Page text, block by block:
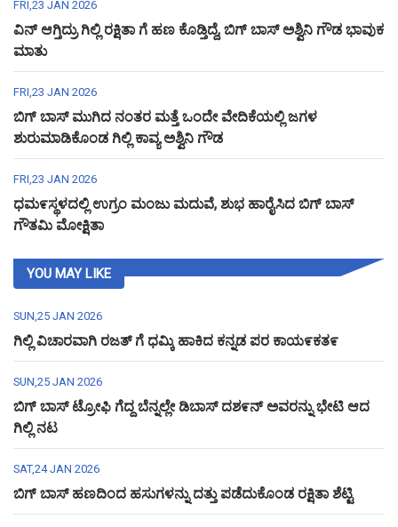
FRI,23 JAN 2026
ವಿನ್ ಆಗ್ತಿದ್ರು ಗಿಲ್ಲಿ ರಕ್ಷಿತಾ ಗೆ ಹಣ ಕೊಡ್ತಿದ್ದೆ, ಬಿಗ್ ಬಾಸ್ ಅಶ್ವಿನಿ ಗೌಡ ಭಾವುಕ
ಮಾತು
FRI,23 JAN 2026
ಬಿಗ್ ಬಾಸ್ ಮುಗಿದ ನಂತರ ಮತ್ತೆ ಒಂದೇ ವೇದಿಕೆಯಲ್ಲಿ ಜಗಳ
ಶುರುಮಾಡಿಕೊಂಡ ಗಿಲ್ಲಿ ಕಾವ್ಯ ಅಶ್ವಿನಿ ಗೌಡ
FRI,23 JAN 2026
ಧಮ೯ಸ್ಥಳದಲ್ಲಿ ಉಗ್ರಂ ಮಂಜು ಮದುವೆ, ಶುಭ ಹಾರೈಸಿದ ಬಿಗ್ ಬಾಸ್
ಗೌತಮಿ ಮೋಕ್ಷಿತಾ
YOU MAY LIKE
SUN,25 JAN 2026
ಗಿಲ್ಲಿ ವಿಚಾರವಾಗಿ ರಜತ್ ಗೆ ಧಮ್ಕಿ ಹಾಕಿದ ಕನ್ನಡ ಪರ ಕಾಯ೯ಕತ೯
SUN,25 JAN 2026
ಬಿಗ್ ಬಾಸ್ ಟ್ರೋಫಿ ಗೆದ್ದ ಬೆನ್ನಲ್ಲೇ ಡಿಬಾಸ್ ದಶ೯ನ್ ಅವರನ್ನು ಭೇಟಿ ಆದ
ಗಿಲ್ಲಿ ನಟ
SAT,24 JAN 2026
ಬಿಗ್ ಬಾಸ್ ಹಣದಿಂದ ಹಸುಗಳನ್ನು ದತ್ತು ಪಡೆದುಕೊಂಡ ರಕ್ಷಿತಾ ಶೆಟ್ಟಿ